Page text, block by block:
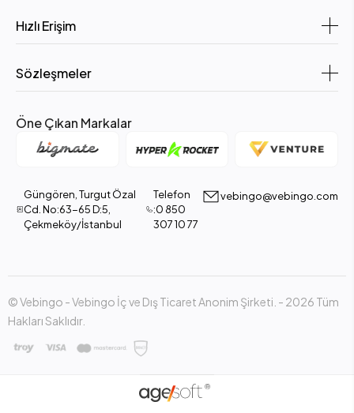
Hızlı Erişim
Sözleşmeler
Öne Çıkan Markalar
Güngören, Turgut Özal
Cd. No:63-65 D:5,
Çekmeköy/İstanbul
Telefon
:0 850
307 10 77
vebingo@vebingo.com
© Vebingo - Vebingo İç ve Dış Ticaret Anonim Şirketi. - 2026 Tüm
Hakları Saklıdır.